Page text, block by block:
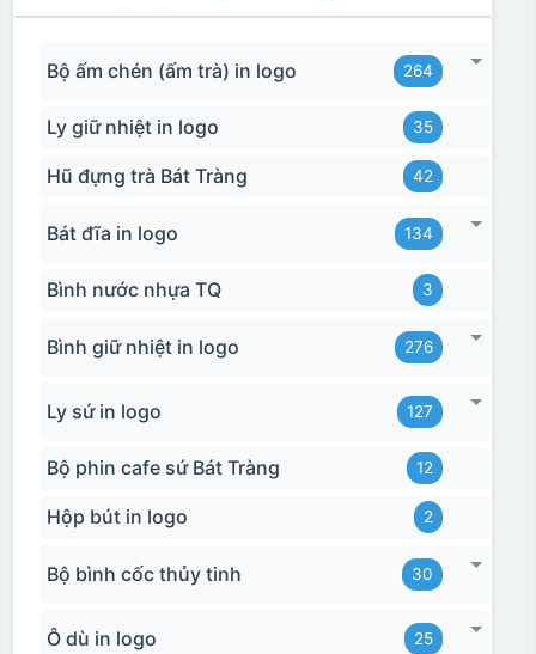
Bộ ấm chén (ấm trà) in logo 264
Ly giữ nhiệt in logo 35
Hũ đựng trà Bát Tràng 42
Bát đĩa in logo 134
Bình nước nhựa TQ 3
Bình giữ nhiệt in logo 276
Ly sứ in logo 127
Bộ phin cafe sứ Bát Tràng 12
Hộp bút in logo 2
Bộ bình cốc thủy tinh 30
Ô dù in logo 25